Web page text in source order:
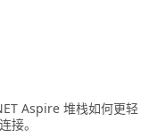
Aspire 堆栈如何更轻
接。